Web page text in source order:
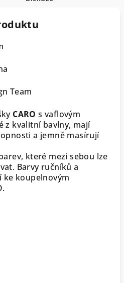
Team
CARO s vaflovým
z kvalitní bavlny, mají
a jemně masírují
které mezi sebou lze
Barvy ručníků a
ke koupelnovým